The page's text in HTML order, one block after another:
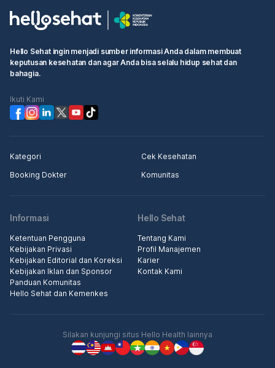
Hello Sehat ingin menjadi sumber informasi Anda dalam membuat
keputusan kesehatan dan agar Anda bisa selalu hidup sehat dan
bahagia.
Ikuti Kami
Kategori
Cek Kesehatan
Booking Dokter
Komunitas
Informasi
Ketentuan Pengguna
Kebijakan Privasi
Kebijakan Editorial dan Koreksi
Kebijakan Iklan dan Sponsor
Panduan Komunitas
Hello Sehat dan Kemenkes
Hello Sehat
Tentang Kami
Profil Manajemen
Karier
Kontak Kami
Silakan kunjungi situs Hello Health lainnya